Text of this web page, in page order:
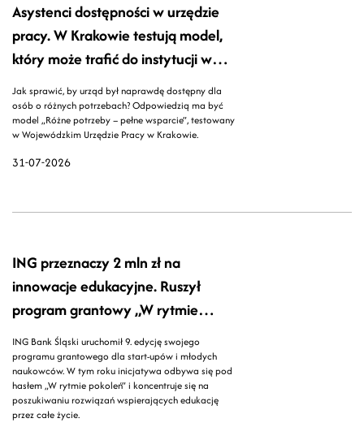
31-07-2026
Asystenci dostępności w urzędzie
pracy. W Krakowie testują model,
który może trafić do instytucji w
całej Polsce
Jak sprawić, by urząd był naprawdę dostępny dla
osób o różnych potrzebach? Odpowiedzią ma być
model „Różne potrzeby – pełne wsparcie”, testowany
w Wojewódzkim Urzędzie Pracy w Krakowie.
ING przeznaczy 2 mln zł na
innowacje edukacyjne. Ruszył
program grantowy „W rytmie
pokoleń”
ING Bank Śląski uruchomił 9. edycję swojego
programu grantowego dla start-upów i młodych
naukowców. W tym roku inicjatywa odbywa się pod
hasłem „W rytmie pokoleń” i koncentruje się na
poszukiwaniu rozwiązań wspierających edukację
przez całe życie.